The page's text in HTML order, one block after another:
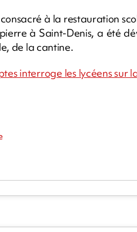
à la restauration
à Saint-Denis, a été
de la cantine.
interroge les lycéens sur